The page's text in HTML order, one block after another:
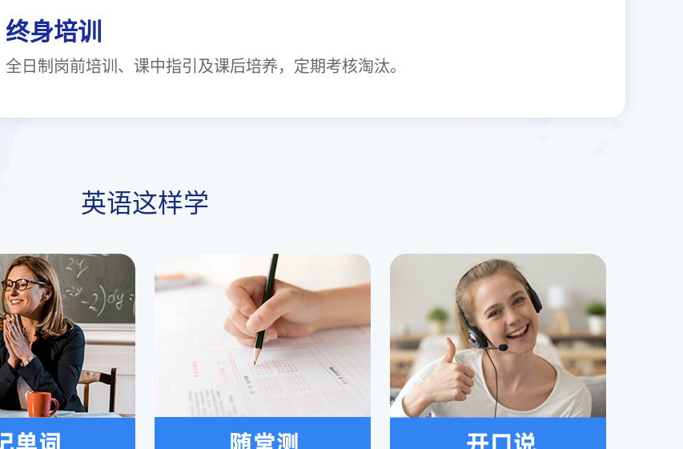
终身培训
全日制岗前培训、课中指引及课后培养，定期考核淘汰。
英语这样学